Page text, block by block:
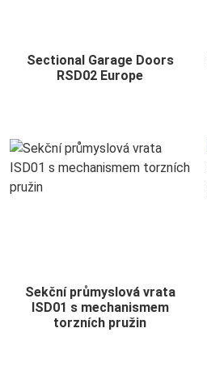
Sectional Garage Doors
RSD02 Europe
Sekční průmyslová vrata
ISD01 s mechanismem
torzních pružin